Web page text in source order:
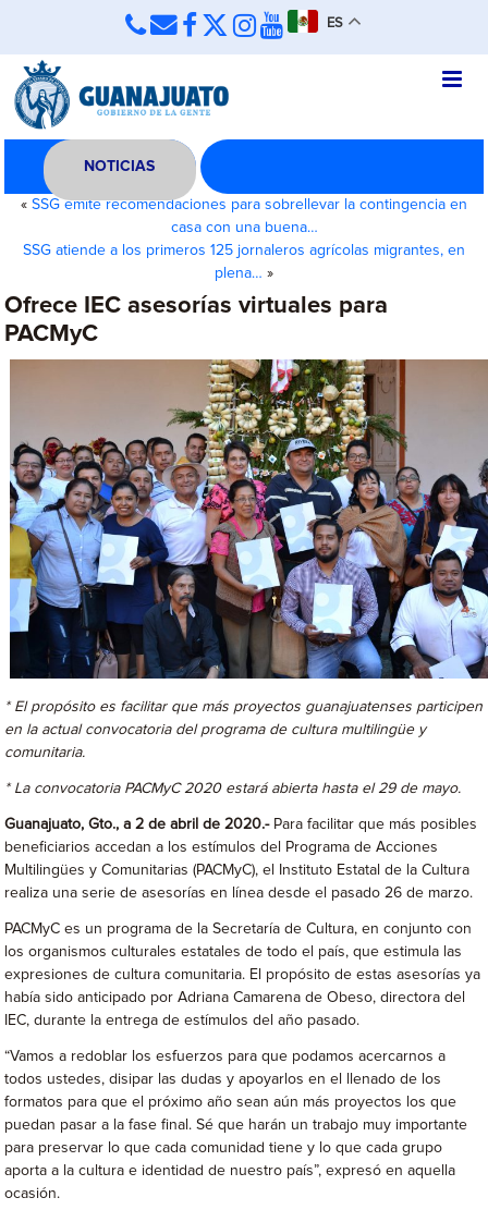
ES
NOTICIAS
« SSG emite recomendaciones para sobrellevar la contingencia en
casa con una buena…
SSG atiende a los primeros 125 jornaleros agrícolas migrantes, en
plena… »
Ofrece IEC asesorías virtuales para
PACMyC
* El propósito es facilitar que más proyectos guanajuatenses participen
en la actual convocatoria del programa de cultura multilingüe y
comunitaria.
* La convocatoria PACMyC 2020 estará abierta hasta el 29 de mayo.
Guanajuato, Gto., a 2 de abril de 2020.- Para facilitar que más posibles
beneficiarios accedan a los estímulos del Programa de Acciones
Multilingües y Comunitarias (PACMyC), el Instituto Estatal de la Cultura
realiza una serie de asesorías en línea desde el pasado 26 de marzo.
PACMyC es un programa de la Secretaría de Cultura, en conjunto con
los organismos culturales estatales de todo el país, que estimula las
expresiones de cultura comunitaria. El propósito de estas asesorías ya
había sido anticipado por Adriana Camarena de Obeso, directora del
IEC, durante la entrega de estímulos del año pasado.
“Vamos a redoblar los esfuerzos para que podamos acercarnos a
todos ustedes, disipar las dudas y apoyarlos en el llenado de los
formatos para que el próximo año sean aún más proyectos los que
puedan pasar a la fase final. Sé que harán un trabajo muy importante
para preservar lo que cada comunidad tiene y lo que cada grupo
aporta a la cultura e identidad de nuestro país”, expresó en aquella
ocasión.